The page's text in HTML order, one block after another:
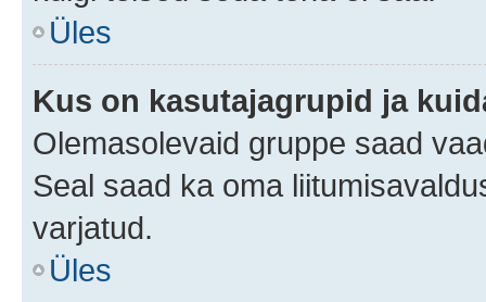
Üles
Kus on kasutajagrupid ja
Olemasolevaid gruppe saad
Seal saad ka oma
varjatud.
Üles